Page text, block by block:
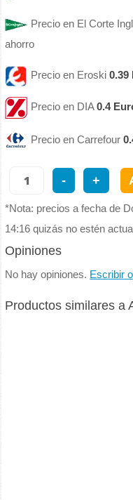
Precio en El Corte
ahorro
Precio en Eroski0.39
Precio en DIA0.4
Precio en Carrefour
- +
*Nota: precios a fecha de
14:16 quizás no estén
Opiniones
No hay opiniones. Escribir
Productos similares a